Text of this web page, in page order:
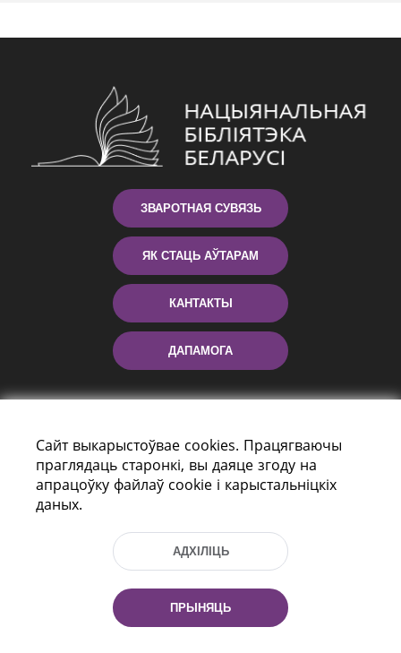
ЗВАРОТНАЯ СУВЯЗЬ
ЯК СТАЦЬ АЎТАРАМ
КАНТАКТЫ
ДАПАМОГА
г. Мiнск, Рэспубліка Беларусь, 220114
Тэл.: (+375 17) 368 37 37, Факс: (+375 17)
Эл. пошта: inbox@nlb.by
Сайт выкарыстоўвае cookies. Працягваючы
праглядаць старонкі, вы даяце згоду на
апрацоўку файлаў cookie і карыстальніцкіх
даных.
АДХІЛІЦЬ
ПРЫНЯЦЬ